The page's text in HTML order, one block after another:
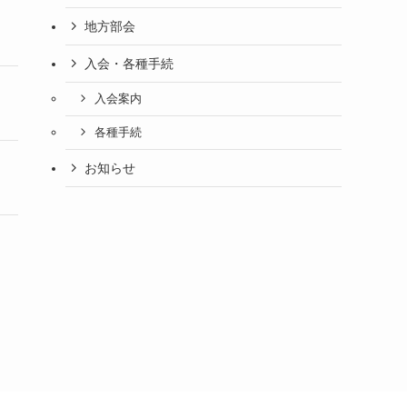
地方部会
入会・各種手続
入会案内
各種手続
お知らせ